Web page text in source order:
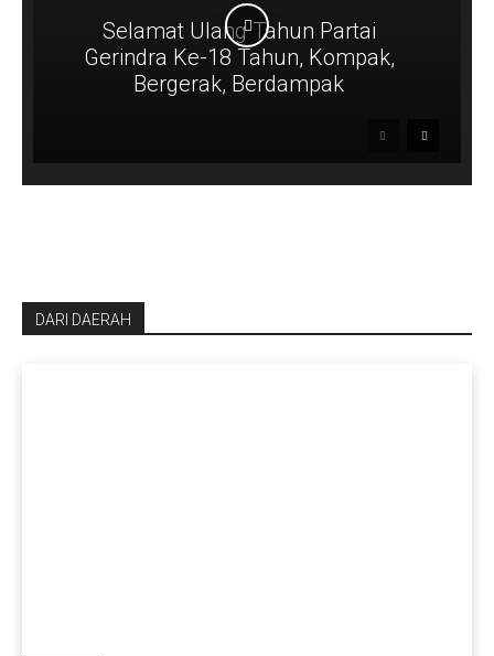
Selamat Ulang Tahun Partai
Gerindra Ke-18 Tahun, Kompak,
Bergerak, Berdampak
DARI DAERAH